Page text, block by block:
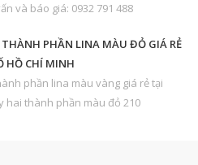
và báo giá: 0932 791 488
THÀNH PHẦN LINA MÀU ĐỎ GIÁ RẺ
HỒ CHÍ MINH
phần lina màu vàng giá rẻ tại
hai thành phần màu đỏ 210